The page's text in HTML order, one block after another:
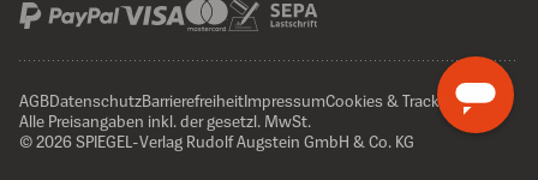
AGBDatenschutzBarrierefreiheitImpressumCookies & Tracking
Alle Preisangaben inkl. der gesetzl. MwSt.
© 2026 SPIEGEL-Verlag Rudolf Augstein GmbH & Co. KG